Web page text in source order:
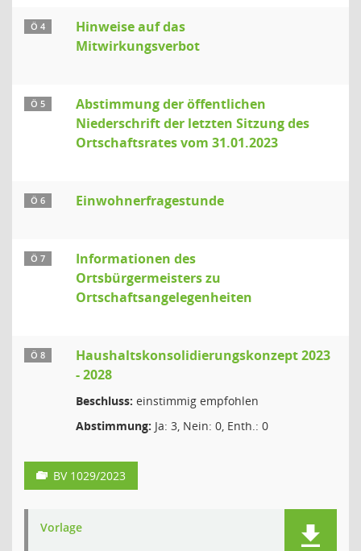
Ö 4
Hinweise auf das
Mitwirkungsverbot
Ö 5
Abstimmung der öffentlichen
Niederschrift der letzten Sitzung des
Ortschaftsrates vom 31.01.2023
Ö 6 Einwohnerfragestunde
Ö 7
Informationen des
Ortsbürgermeisters zu
Ortschaftsangelegenheiten
Ö 8
Haushaltskonsolidierungskonzept 2023
- 2028
Beschluss: einstimmig empfohlen
Abstimmung: Ja: 3, Nein: 0, Enth.: 0
BV 1029/2023
Vorlage